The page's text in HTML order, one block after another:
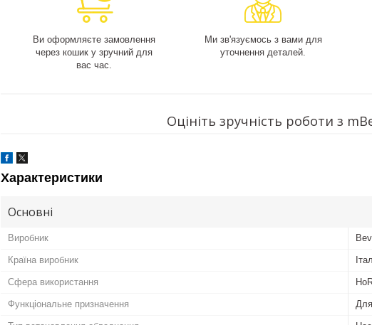
Ви оформляєте замовлення
через кошик у зручний для
вас час.
Ми зв'язуємось з вами для
уточнення деталей.
Оцініть зручність роботи з
Характеристики
Основні
Виробник
Країна виробник
Сфера використання
Функціональне призначення